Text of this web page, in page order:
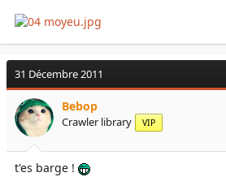
31 Décembre 2011
Bebop
Crawler library VIP
t'es barge !